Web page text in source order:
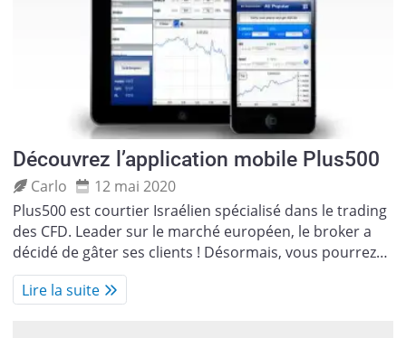
Découvrez l’application mobile Plus500
Carlo
12 mai 2020
Plus500 est courtier Israélien spécialisé dans le trading
des CFD. Leader sur le marché européen, le broker a
décidé de gâter ses clients ! Désormais, vous pourrez…
Lire la suite